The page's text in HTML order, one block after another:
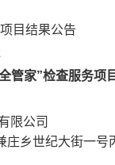
目结果公告
管家”检查服务项
限公司
庄乡世纪大街一号